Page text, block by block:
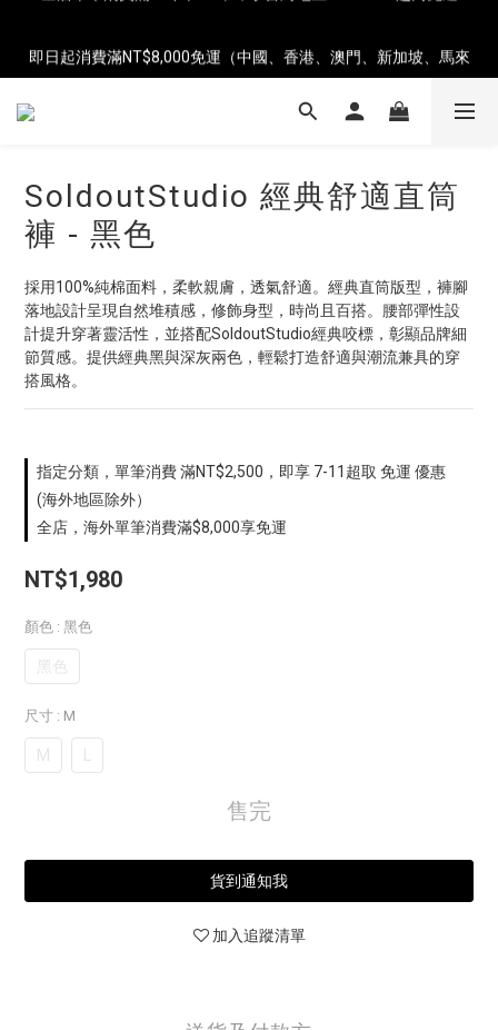
西亞）
西亞）
SoldoutStudio 經典舒適直筒
褲 - 黑色
採用100%純棉面料，柔軟親膚，透氣舒適。經典直筒版型，褲腳
落地設計呈現自然堆積感，修飾身型，時尚且百搭。腰部彈性設
計提升穿著靈活性，並搭配SoldoutStudio經典咬標，彰顯品牌細
節質感。提供經典黑與深灰兩色，輕鬆打造舒適與潮流兼具的穿
搭風格。
指定分類，單筆消費 滿NT$2,500，即享 7-11超取 免運 優惠
(海外地區除外）
全店，海外單筆消費滿$8,000享免運
NT$1,980
顏色 : 黑色
黑色
尺寸 : M
M
售完
貨到通知我
加入追蹤清單